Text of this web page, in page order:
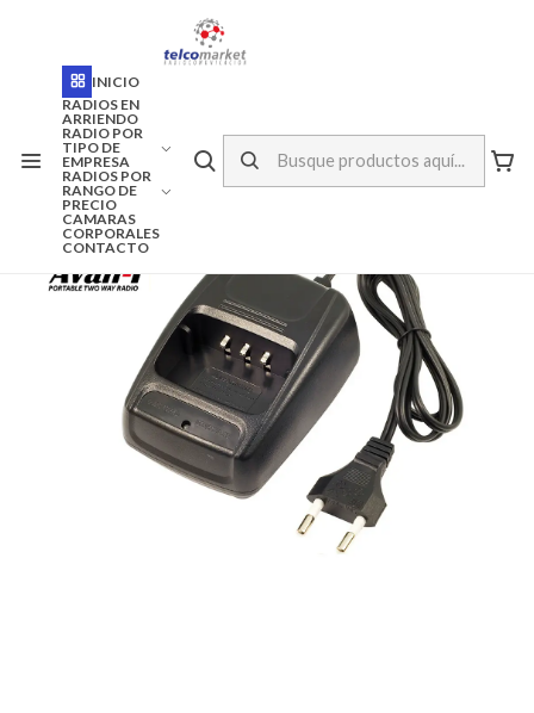
INICIO
RADIOS EN
ARRIENDO
RADIO POR
TIPO DE
EMPRESA
RADIOS POR
RANGO DE
PRECIO
CAMARAS
CORPORALES
CONTACTO
ENVÍO A TODO CHILE
Inicio Marcas
AVAN-T
CARGADOR CUNA AVAN-T GT-700K